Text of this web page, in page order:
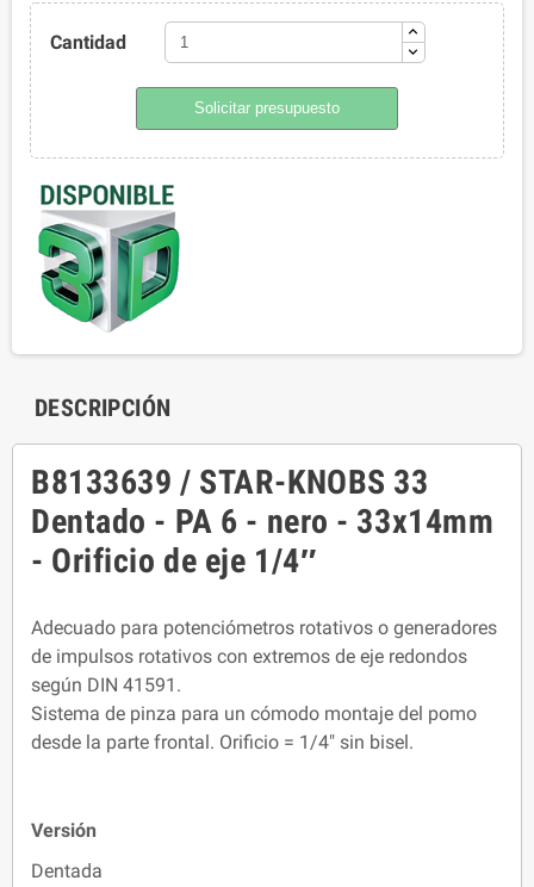
Cantidad
Solicitar presupuesto
DESCRIPCIÓN
B8133639 / STAR-KNOBS 33
Dentado - PA 6 - nero - 33x14mm
- Orificio de eje 1/4″
Adecuado para potenciómetros rotativos o generadores
de impulsos rotativos con extremos de eje redondos
según DIN 41591.
Sistema de pinza para un cómodo montaje del pomo
desde la parte frontal. Orificio = 1/4" sin bisel.
Versión
Dentada